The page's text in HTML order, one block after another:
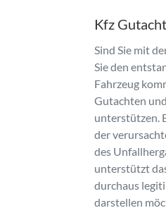
Kfz
Sind Sie mit
Sie den
Fahrzeug
Gutachten
unterstützen.
der
des
unterstützt
durchaus
darstellen